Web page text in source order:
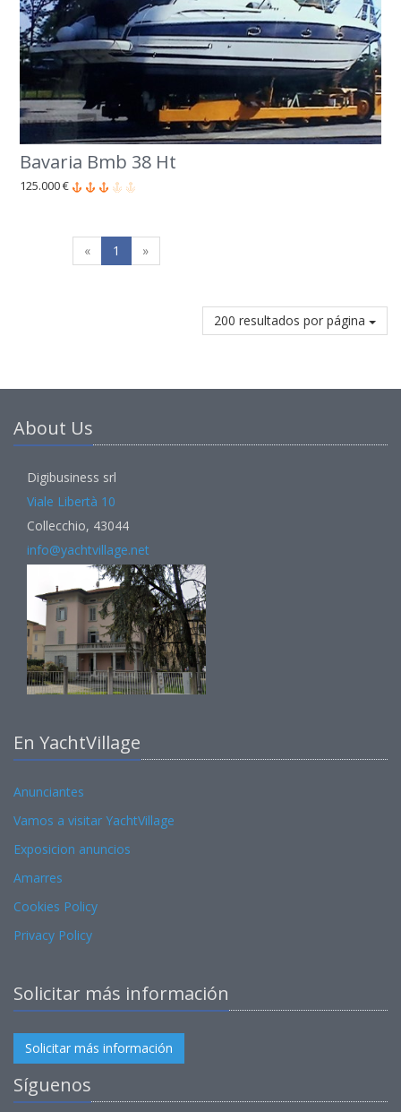
Bavaria Bmb 38 Ht
125.000 €
« 1 »
200 resultados por página
About Us
Digibusiness srl
Viale Libertà 10
Collecchio, 43044
info@yachtvillage.net
En YachtVillage
Anunciantes
Vamos a visitar YachtVillage
Exposicion anuncios
Amarres
Cookies Policy
Privacy Policy
Solicitar más información
Solicitar más información
Síguenos